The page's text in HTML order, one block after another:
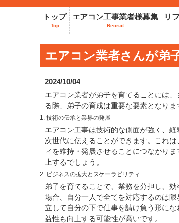
トップ
Top
エアコン工事業者様募集
Recruit
リ
エアコン業者さんが弟
2024/10/04
エアコン業者が弟子を育てることには
る際、弟子の育成は重要な要素となり
1. 技術の伝承と業界の発展
エアコン工事は技術的な側面が強く、
次世代に伝えることができます。これ
ィを維持・発展させることにつながり
上するでしょう。
2. ビジネスの拡大とスケーラビリティ
弟子を育てることで、業務を分担し、
場合、自分一人で全てを対応するのは
立して自分の下で仕事を請け負う形に
益性も向上する可能性が高いです。